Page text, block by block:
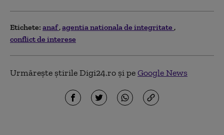
Etichete: anaf agentia nationala de integritate
conflict de interese
Urmărește știrile Digi24.ro și peGoogle News